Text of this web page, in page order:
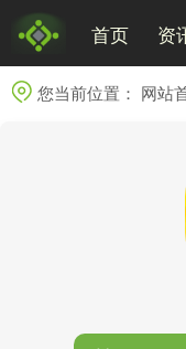
首页 资
您当前位置： 网站